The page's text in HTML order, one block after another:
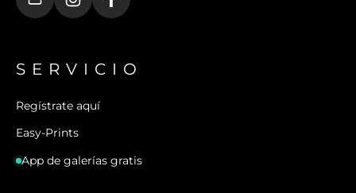
SERVICIO
Regístrate aquí
Easy-Prints
App de galerías gratis